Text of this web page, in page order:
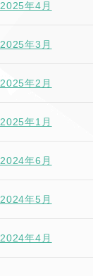
2025年4月
2025年3月
2025年2月
2025年1月
2024年6月
2024年5月
2024年4月